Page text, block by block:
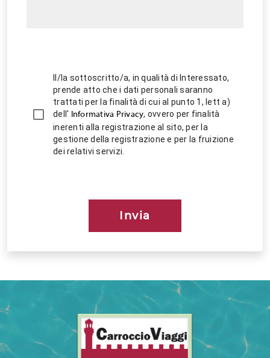
Il/la sottoscritto/a, in qualità di Interessato,
prende atto che i dati personali saranno
trattati per la finalità di cui al punto 1, lett a)
dell' Informativa Privacy, ovvero per finalità
inerenti alla registrazione al sito, per la
gestione della registrazione e per la fruizione
dei relativi servizi.
Invia